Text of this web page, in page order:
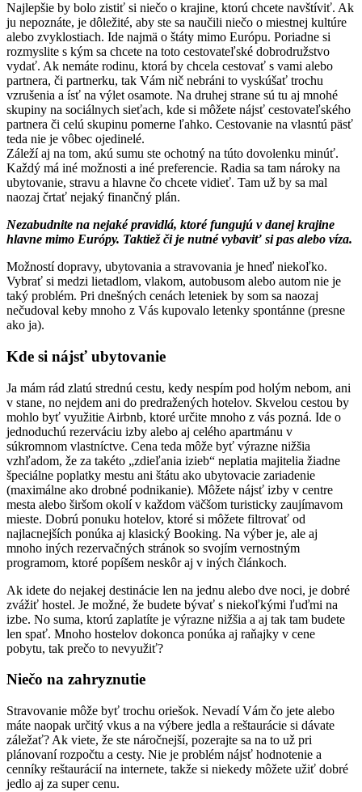
Najlepšie by bolo zistiť si niečo o krajine, ktorú chcete navštíviť. Ak
ju nepoznáte, je dôležité, aby ste sa naučili niečo o miestnej kultúre
alebo zvyklostiach. Ide najmä o štáty mimo Európu. Poriadne si
rozmyslite s kým sa chcete na toto cestovateľské dobrodružstvo
vydať. Ak nemáte rodinu, ktorá by chcela cestovať s vami alebo
partnera, či partnerku, tak Vám nič nebráni to vyskúšať trochu
vzrušenia a ísť na výlet osamote. Na druhej strane sú tu aj mnohé
skupiny na sociálnych sieťach, kde si môžete nájsť cestovateľského
partnera či celú skupinu pomerne ľahko. Cestovanie na vlasntú päsť
teda nie je vôbec ojedinelé.
Záleží aj na tom, akú sumu ste ochotný na túto dovolenku minúť.
Každý má iné možnosti a iné preferencie. Radia sa tam nároky na
ubytovanie, stravu a hlavne čo chcete vidieť. Tam už by sa mal
naozaj črtať nejaký finančný plán.
Nezabudnite na nejaké pravidlá, ktoré fungujú v danej krajine
hlavne mimo Európy. Taktiež či je nutné vybaviť si pas alebo víza.
Možností dopravy, ubytovania a stravovania je hneď niekoľko.
Vybrať si medzi lietadlom, vlakom, autobusom alebo autom nie je
taký problém. Pri dnešných cenách leteniek by som sa naozaj
nečudoval keby mnoho z Vás kupovalo letenky spontánne (presne
ako ja).
Kde si nájsť ubytovanie
Ja mám rád zlatú strednú cestu, kedy nespím pod holým nebom, ani
v stane, no nejdem ani do predražených hotelov. Skvelou cestou by
mohlo byť využitie Airbnb, ktoré určite mnoho z vás pozná. Ide o
jednoduchú rezerváciu izby alebo aj celého apartmánu v
súkromnom vlastníctve. Cena teda môže byť výrazne nižšia
vzhľadom, že za takéto „zdieľania izieb“ neplatia majitelia žiadne
špeciálne poplatky mestu ani štátu ako ubytovacie zariadenie
(maximálne ako drobné podnikanie). Môžete nájsť izby v centre
mesta alebo širšom okolí v každom väčšom turisticky zaujímavom
mieste. Dobrú ponuku hotelov, ktoré si môžete filtrovať od
najlacnejších ponúka aj klasický Booking. Na výber je, ale aj
mnoho iných rezervačných stránok so svojím vernostným
programom, ktoré popíšem neskôr aj v iných článkoch.
Ak idete do nejakej destinácie len na jednu alebo dve noci, je dobré
zvážiť hostel. Je možné, že budete bývať s niekoľkými ľuďmi na
izbe. No suma, ktorú zaplatíte je výrazne nižšia a aj tak tam budete
len spať. Mnoho hostelov dokonca ponúka aj raňajky v cene
pobytu, tak prečo to nevyužiť?
Niečo na zahryznutie
Stravovanie môže byť trochu oriešok. Nevadí Vám čo jete alebo
máte naopak určitý vkus a na výbere jedla a reštaurácie si dávate
záležať? Ak viete, že ste náročnejší, pozerajte sa na to už pri
plánovaní rozpočtu a cesty. Nie je problém nájsť hodnotenie a
cenníky reštaurácií na internete, takže si niekedy môžete užiť dobré
jedlo aj za super cenu.